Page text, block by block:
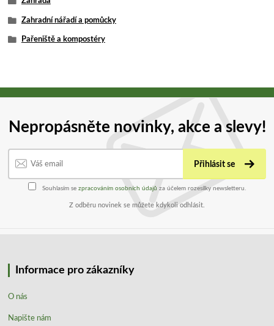
Zahradní nářadí a pomůcky
Pařeniště a kompostéry
Nepropásněte novinky, akce a slevy!
Přihlásit se
Souhlasím se zpracováním osobních údajů za účelem rozesílky newsletteru.
Z odběru novinek se můžete kdykoli odhlásit.
Informace pro zákazníky
O nás
Napište nám